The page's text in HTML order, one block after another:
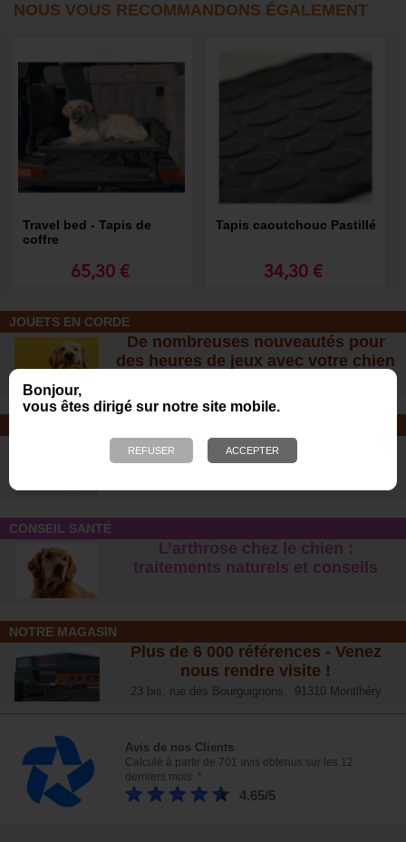
Bonjour,
vous êtes dirigé sur notre site mobile.
NOUS VOUS RECOMMANDONS ÉGALEMENT
Travel bed - Tapis de
coffre
65,30 €
Tapis caoutchouc Pastillé
34,30 €
JOUETS EN CORDE
De nombreuses nouveautés pour
des heures de jeux avec votre chien
Tout pour l'hygiène et les soins de
votre chien !
CONSEIL SANTÉ
L’arthrose chez le chien :
traitements naturels et conseil s
NOTRE MAGASIN
Plus de 6 000 références - Venez
nous rendre visite !
23 bis, rue des Bourguignons, 91310 Montlhéry
Avis de nos Clients
Calculé à partir de 701 avis obtenus sur les 12
derniers mois. *
4.65/5